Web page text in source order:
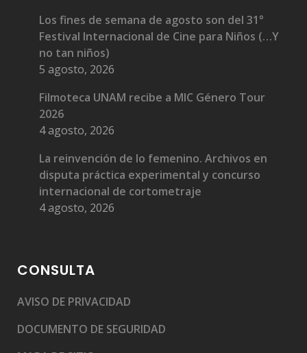
Los fines de semana de agosto son del 31°
Festival Internacional de Cine para Niños (…Y
no tan niños)
5 agosto, 2026
Filmoteca UNAM recibe a MIC Género Tour
2026
4 agosto, 2026
La reinvención de lo femenino. Archivos en
disputa práctica experimental y concurso
internacional de cortometraje
4 agosto, 2026
CONSULTA
AVISO DE PRIVACIDAD
DOCUMENTO DE SEGURIDAD